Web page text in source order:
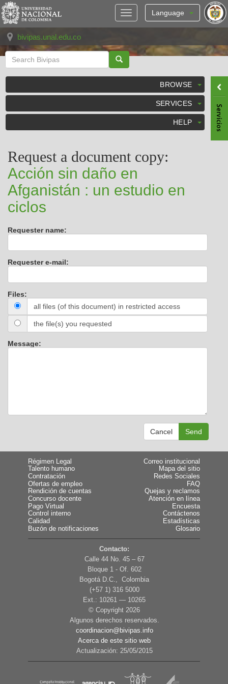
Skip
navigation
Language
bivipas.unal.edu.co
BROWSE
SERVICES
HELP
Request a document copy:
Acción sin daño en
Afganistán : un estudio en
ciclos
Requester name:
Requester e-mail:
Files:
all files (of this document) in restricted access
the file(s) you requested
Message:
Cancel Send
Régimen Legal
Talento humano
Contratación
Ofertas de empleo
Rendición de cuentas
Concurso docente
Pago Virtual
Control interno
Calidad
Buzón de notificaciones
Correo institucional
Mapa del sitio
Redes Sociales
FAQ
Quejas y reclamos
Atención en línea
Encuesta
Contáctenos
Estadísticas
Glosario
Contacto:
Calle 44 No. 45 – 67
Bloque 1 - Of. 602
Bogotá D.C., Colombia
(+57 1) 316 5000
Ext.: 10261 — 10265
© Copyright 2026
Algunos derechos reservados.
coordinacion@bivipas.info
Acerca de este sitio web
Actualización: 25/05/2015